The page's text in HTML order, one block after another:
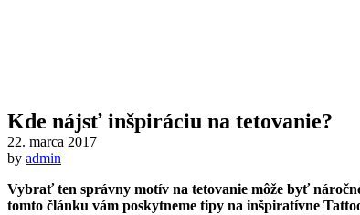
Kde nájsť inšpiráciu na tetovanie?
22. marca 2017
by admin
Vybrať ten správny motív na tetovanie môže byť
tomto článku vám poskytneme tipy na inšpiratívne